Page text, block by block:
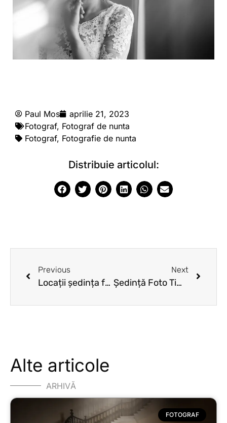
Paul Mos
aprilie 21, 2023
Fotograf, Fotograf de nunta
Fotograf, Fotografie de nunta
Distribuie articolul:
Previous
Locații ședința foto Trash the dress
Next
Ședință Foto Timișoara – Sub cireșii înfloriți
Alte articole
ARHIVĂ
FOTOGRAF